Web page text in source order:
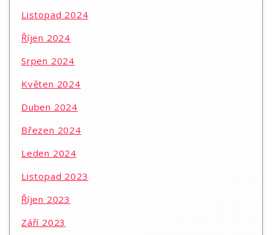
Listopad 2024
Říjen 2024
Srpen 2024
Květen 2024
Duben 2024
Březen 2024
Leden 2024
Listopad 2023
Říjen 2023
Září 2023